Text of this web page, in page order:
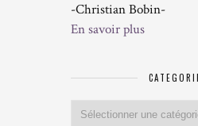
-Christian Bobin-
En savoir plus
Categories